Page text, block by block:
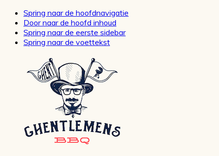
Spring naar de hoofdnavigatie
Door naar de hoofd inhoud
Spring naar de eerste sidebar
Spring naar de voettekst